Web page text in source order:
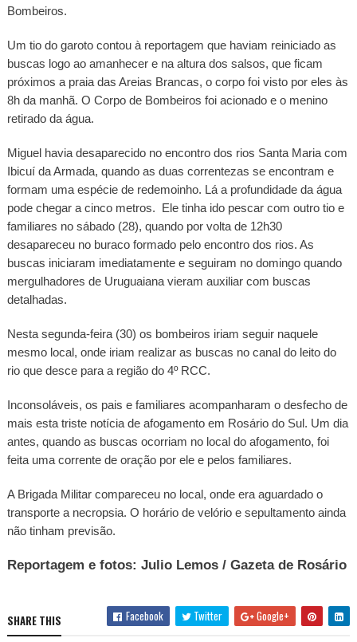
Bombeiros.
Um tio do garoto contou à reportagem que haviam reiniciado as
buscas logo ao amanhecer e na altura dos salsos, que ficam
próximos a praia das Areias Brancas, o corpo foi visto por eles às
8h da manhã. O Corpo de Bombeiros foi acionado e o menino
retirado da água.
Miguel havia desaparecido no encontro dos rios Santa Maria com
Ibicuí da Armada, quando as duas correntezas se encontram e
formam uma espécie de redemoinho. Lá a profundidade da água
pode chegar a cinco metros. Ele tinha ido pescar com outro tio e
familiares no sábado (28), quando por volta de 12h30
desapareceu no buraco formado pelo encontro dos rios. As
buscas iniciaram imediatamente e seguiram no domingo quando
mergulhadores de Uruguaiana vieram auxiliar com buscas
detalhadas.
Nesta segunda-feira (30) os bombeiros iriam seguir naquele
mesmo local, onde iriam realizar as buscas no canal do leito do
rio que desce para a região do 4º RCC.
Inconsoláveis, os pais e familiares acompanharam o desfecho de
mais esta triste notícia de afogamento em Rosário do Sul. Um dia
antes, quando as buscas ocorriam no local do afogamento, foi
feita uma corrente de oração por ele e pelos familiares.
A Brigada Militar compareceu no local, onde era aguardado o
transporte a necropsia. O horário de velório e sepultamento ainda
não tinham previsão.
Reportagem e fotos: Julio Lemos / Gazeta de Rosário
SHARE THIS Facebook Twitter Google+